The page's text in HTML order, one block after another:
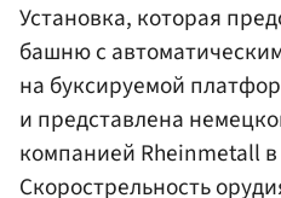
Установка, которая
башню с
на буксируемой
и представлена
компанией Rheinmetall в
Скорострельность